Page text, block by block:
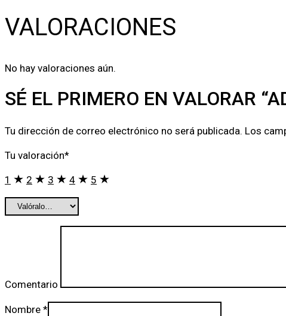
VALORACIONES
No hay valoraciones aún.
SÉ EL PRIMERO EN VALORAR
Tu dirección de correo electrónico no será publicada. Los
Tu valoración*
1 2 3 4 5
Comentario
Nombre *